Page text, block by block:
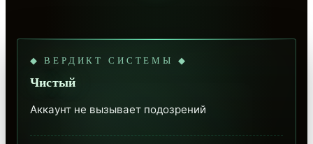
◆ ВЕРДИКТ СИСТЕМЫ ◆
Чистый
Аккаунт не вызывает подозрений